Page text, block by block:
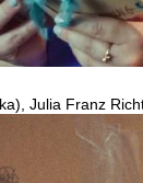
Julia Franz